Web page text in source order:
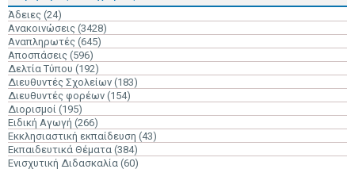
Άδειες (24)
Ανακοινώσεις (3428)
Αναπληρωτές (645)
Αποσπάσεις (596)
Δελτία Τύπου (192)
Διευθυντές Σχολείων (183)
Διευθυντές φορέων (154)
Διορισμοί (195)
Ειδική Αγωγή (266)
Εκκλησιαστική εκπαίδευση (43)
Εκπαιδευτικά Θέματα (384)
Ενισχυτική Διδασκαλία (60)